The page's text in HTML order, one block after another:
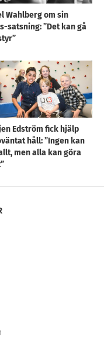
Wahlberg om sin
satsning: ”Det kan gå
Edström fick hjälp
håll: ”Ingen kan
men alla kan göra